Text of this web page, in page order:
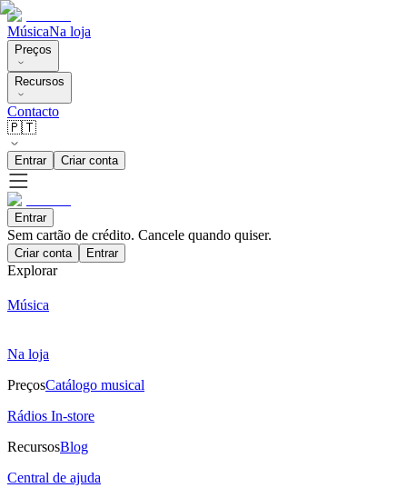
MúsicaNa loja
Preços
Recursos
Contacto
🇵🇹
Entrar Criar conta
Entrar
Sem cartão de crédito. Cancele quando quiser.
Criar conta Entrar
Explorar
Música
Na loja
PreçosCatálogo musical
Rádios In-store
RecursosBlog
Central de ajuda